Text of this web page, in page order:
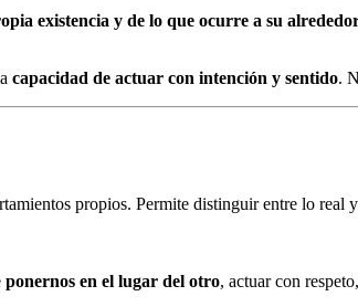
existencia y de lo que ocurre a su
capacidad de actuar con intención y sentido.
propios. Permite distinguir entre lo
ponernos en el lugar del otro, actuar con